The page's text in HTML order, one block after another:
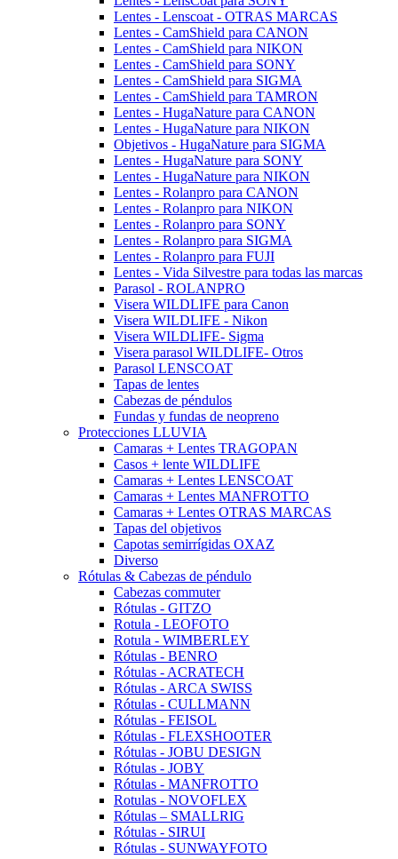
Lentes - Lenscoat - OTRAS MARCAS
Lentes - CamShield para CANON
Lentes - CamShield para NIKON
Lentes - CamShield para SONY
Lentes - CamShield para SIGMA
Lentes - CamShield para TAMRON
Lentes - HugaNature para CANON
Lentes - HugaNature para NIKON
Objetivos - HugaNature para SIGMA
Lentes - HugaNature para SONY
Lentes - HugaNature para NIKON
Lentes - Rolanpro para CANON
Lentes - Rolanpro para NIKON
Lentes - Rolanpro para SONY
Lentes - Rolanpro para SIGMA
Lentes - Rolanpro para FUJI
Lentes - Vida Silvestre para todas las marcas
Parasol - ROLANPRO
Visera WILDLIFE para Canon
Visera WILDLIFE - Nikon
Visera WILDLIFE- Sigma
Visera parasol WILDLIFE- Otros
Parasol LENSCOAT
Tapas de lentes
Cabezas de péndulos
Fundas y fundas de neopreno
Protecciones LLUVIA
Camaras + Lentes TRAGOPAN
Casos + lente WILDLIFE
Camaras + Lentes LENSCOAT
Camaras + Lentes MANFROTTO
Camaras + Lentes OTRAS MARCAS
Tapas del objetivos
Capotas semirrígidas OXAZ
Diverso
Rótulas & Cabezas de péndulo
Cabezas commuter
Rótulas - GITZO
Rotula - LEOFOTO
Rotula - WIMBERLEY
Rótulas - BENRO
Rótulas - ACRATECH
Rótulas - ARCA SWISS
Rótulas - CULLMANN
Rótulas - FEISOL
Rótulas - FLEXSHOOTER
Rótulas - JOBU DESIGN
Rótulas - JOBY
Rótulas - MANFROTTO
Rotulas - NOVOFLEX
Rótulas – SMALLRIG
Rótulas - SIRUI
Rótulas - SUNWAYFOTO